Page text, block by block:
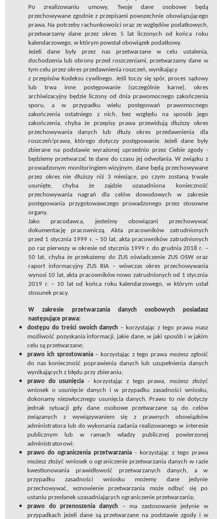
Po zrealizowaniu umowy, Twoje dane osobowe będą
przechowywane zgodnie z przepisami powszechnie obowiązującego
prawa. Na potrzeby rachunkowości oraz ze względów podatkowych,
przetwarzamy dane przez okres 5 lat liczonych od końca roku
kalendarzowego, w którym powstał obowiązek podatkowy.
Jeżeli dane były przez nas przetwarzane w celu ustalenia,
dochodzenia lub obrony przed roszczeniami, przetwarzamy dane w
tym celu przez okres przedawnienia roszczeń, wynikający
z przepisów Kodeksu cywilnego. Jeśli toczy się spór, proces sądowy
lub trwa inne postępowanie (szczególnie karne), okres
archiwizacyjny będzie liczony od dnia prawomocnego zakończenia
sporu, a w przypadku wielu postępowań prawomocnego
zakończenia ostatniego z nich, bez względu na sposób jego
zakończenia, chyba że przepisy prawa przewidują dłuższy okres
przechowywania danych lub dłuży okres przedawnienia dla
roszczeń/prawa, którego dotyczy postępowanie. Jeżeli dane były
zbierane na podstawie wyrażonej uprzednio przez Ciebie zgody -
będziemy przetwarzać te dane do czasu jej odwołania. W związku z
prowadzonym monitoringiem wizyjnym, dane będą przechowywane
przez okres nie dłuższy niż 3 miesiące, po czym zostaną trwale
usunięte, chyba że zajdzie uzasadniona konieczność
przechowywania nagrań dla celów dowodowych w zakresie
postępowania przygotowawczego prowadzonego przez stosowne
organy.
Jako pracodawca, jesteśmy obowiązani przechowywać
dokumentację pracowniczą. Akta pracowników zatrudnionych
przed 1 stycznia 1999 r. – 50 lat, akta pracowników zatrudnionych
po raz pierwszy w okresie od stycznia 1999 r. do grudnia 2018 r. –
50 lat, chyba że przekażemy do ZUS oświadczenie ZUS OSW oraz
raport informacyjny ZUS RIA – wówczas okres przechowywania
wynosi 10 lat, akta pracowników nowo zatrudnionych od 1 stycznia
2019 r. – 10 lat od końca roku kalendarzowego, w którym ustał
stosunek pracy.
W zakresie przetwarzania danych osobowych posiadasz
następujące prawa:
dostępu do treści swoich danych – korzystając z tego prawa masz
możliwość pozyskania informacji, jakie dane, w jaki sposób i w jakim
celu są przetwarzane;
prawo ich sprostowania– korzystając z tego prawa możesz zgłosić
do nas konieczność poprawienia danych lub uzupełnienia danych
wynikających z błędu przy zbieraniu;
prawo do usunięcia - korzystając z tego prawa, możesz złożyć
wniosek o usunięcie danych i w przypadku zasadności wniosku,
dokonamy niezwłocznego usunięcia danych. Prawo to nie dotyczy
jednak sytuacji gdy dane osobowe przetwarzane są do celów
związanych z wywiązywaniem się z prawnych obowiązków
administratora lub do wykonania zadania realizowanego w interesie
publicznym lub w ramach władzy publicznej powierzonej
administratorowi;
prawo do ograniczenia przetwarzania- korzystając z tego prawa
możesz złożyć wniosek o ograniczenie przetwarzania danych w razie
kwestionowania prawidłowość przetwarzanych danych, a w
przypadku zasadności wniosku możemy dane jedynie
przechowywać, wznowienie przetwarzania może odbyć się po
ustaniu przesłanek uzasadniających ograniczenie przetwarzania;
prawo do przenoszenia danych – ma zastosowanie jedynie w
przypadkach jeżeli dane są przetwarzane na podstawie zgody i w